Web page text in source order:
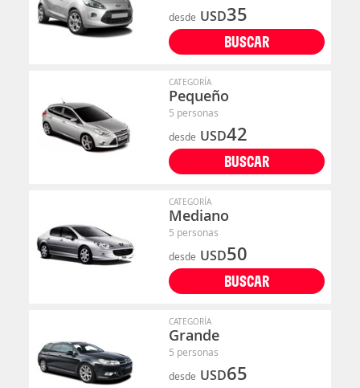
desde USD35
BUSCAR
CATEGORÍA
Pequeño
5 personas
desde USD42
BUSCAR
CATEGORÍA
Mediano
5 personas
desde USD50
BUSCAR
CATEGORÍA
Grande
5 personas
desde USD65